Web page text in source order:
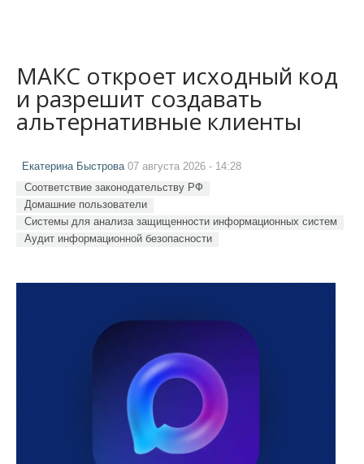
МАКС откроет исходный код
и разрешит создавать
альтернативные клиенты
Екатерина Быстрова07 августа 2026 - 14:28
Соответствие законодательству РФ
Домашние пользователи
Системы для анализа защищенности информационных систем
Аудит информационной безопасности